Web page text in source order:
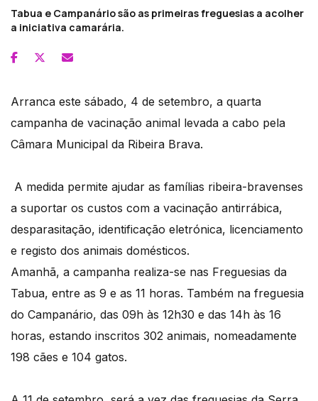
Tabua e Campanário são as primeiras freguesias a acolher
a iniciativa camarária.
Arranca este sábado, 4 de setembro, a quarta
campanha de vacinação animal levada a cabo pela
Câmara Municipal da Ribeira Brava.
A medida permite ajudar as famílias ribeira-bravenses
a suportar os custos com a vacinação antirrábica,
desparasitação, identificação eletrónica, licenciamento
e registo dos animais domésticos.
Amanhã, a campanha realiza-se nas Freguesias da
Tabua, entre as 9 e as 11 horas. Também na freguesia
do Campanário, das 09h às 12h30 e das 14h às 16
horas, estando inscritos 302 animais, nomeadamente
198 cães e 104 gatos.